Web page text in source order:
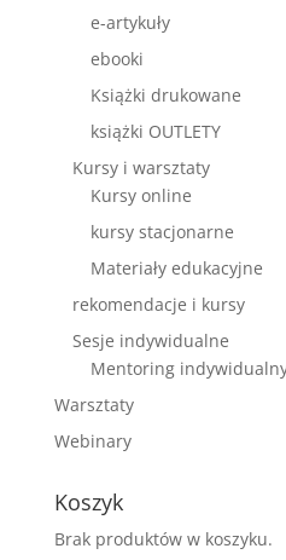
e-artykuły
ebooki
Książki drukowane
książki OUTLETY
Kursy i warsztaty
Kursy online
kursy stacjonarne
Materiały edukacyjne
rekomendacje i kursy
Sesje indywidualne
Mentoring
Warsztaty
Webinary
Koszyk
Brak produktów w koszyku.